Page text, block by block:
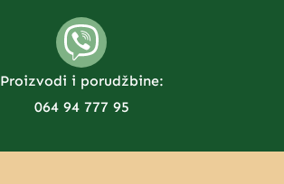
Proizvodi i porudžbine:
064 94 777 95